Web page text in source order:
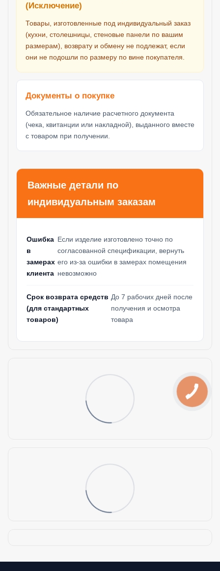
(Исключение)
Товары, изготовленные под индивидуальный заказ
(кухни, столешницы, стеновые панели по вашим
размерам), возврату и обмену не подлежат, если
они не подошли по размеру по вине покупателя.
Документы о покупке
Обязательное наличие расчетного документа
(чека, квитанции или накладной), выданного вместе
с товаром при получении.
Важные детали по
индивидуальным заказам
Ошибка
в
замерах
клиента
Если изделие изготовлено точно по
согласованной спецификации, вернуть
его из-за ошибки в замерах помещения
невозможно
Срок возврата средств
(для стандартных
товаров)
До 7 рабочих дней после
получения и осмотра
товара